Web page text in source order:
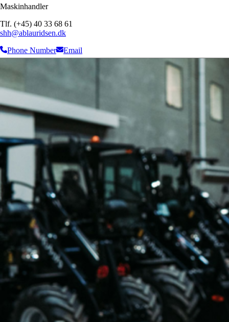
Maskinhandler
Tlf. (+45) 40 33 68 61
shh@ablauridsen.dk
Phone Number
Email